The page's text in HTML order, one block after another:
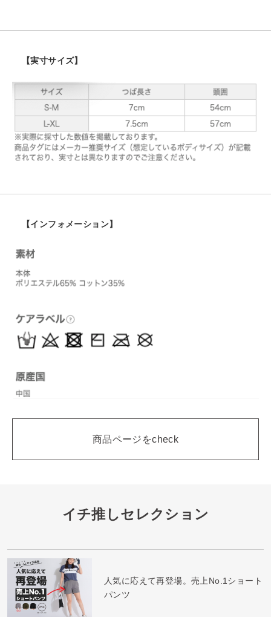
【実寸サイズ】
【インフォメーション】
商品ページをcheck
イチ推しセレクション
人気に応えて再登場。売上No.1ショート
パンツ